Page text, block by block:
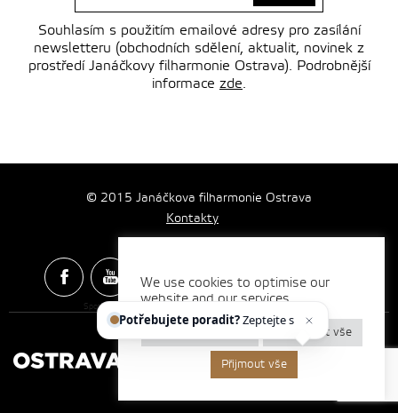
Souhlasím s použitím emailové adresy pro zasílání
newsletteru (obchodních sdělení, aktualit, novinek z
prostředí Janáčkovy filharmonie Ostrava). Podrobnější
informace zde.
© 2015 Janáčkova filharmonie Ostrava
Kontakty
Spotify & Itunes Icons made by
Vytvořilo
We use cookies to optimise our
website and our services.
Odmítnout vše
Přijmout vše
Potřebujete poradit?Zeptejte se našeh